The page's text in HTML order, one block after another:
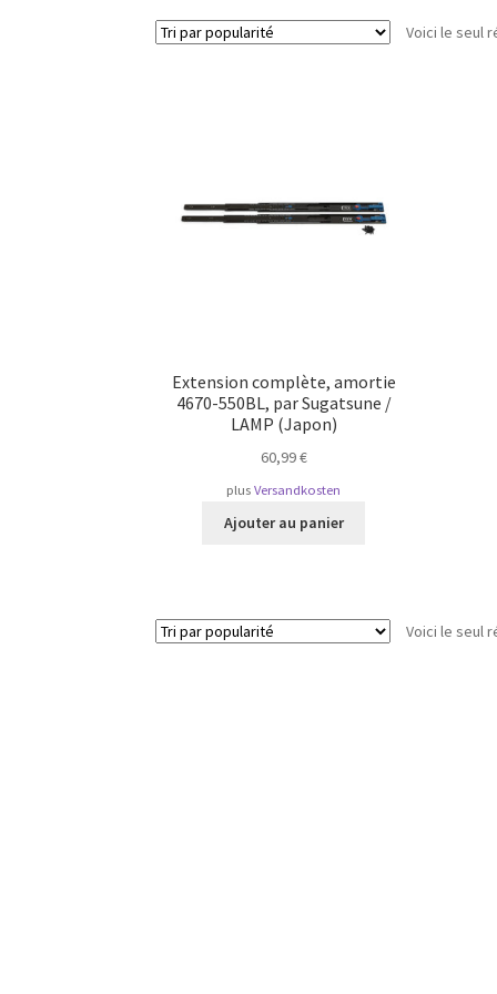
Voici le seul
Extension complète, amortie
4670-550BL, par Sugatsune /
LAMP (Japon)
60,99€
plusVersandkosten
Ajouter au panier
Voici le seul